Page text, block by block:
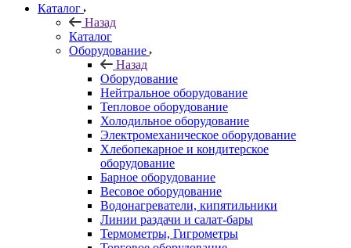
Каталог
Назад
Каталог
Оборудование
Назад
Оборудование
Нейтральное оборудование
Тепловое оборудование
Холодильное оборудование
Электромеханическое оборудование
Хлебопекарное и кондитерское
оборудование
Барное оборудование
Весовое оборудование
Водонагреватели, кипятильники
Линии раздачи и салат-бары
Термометры, Гигрометры